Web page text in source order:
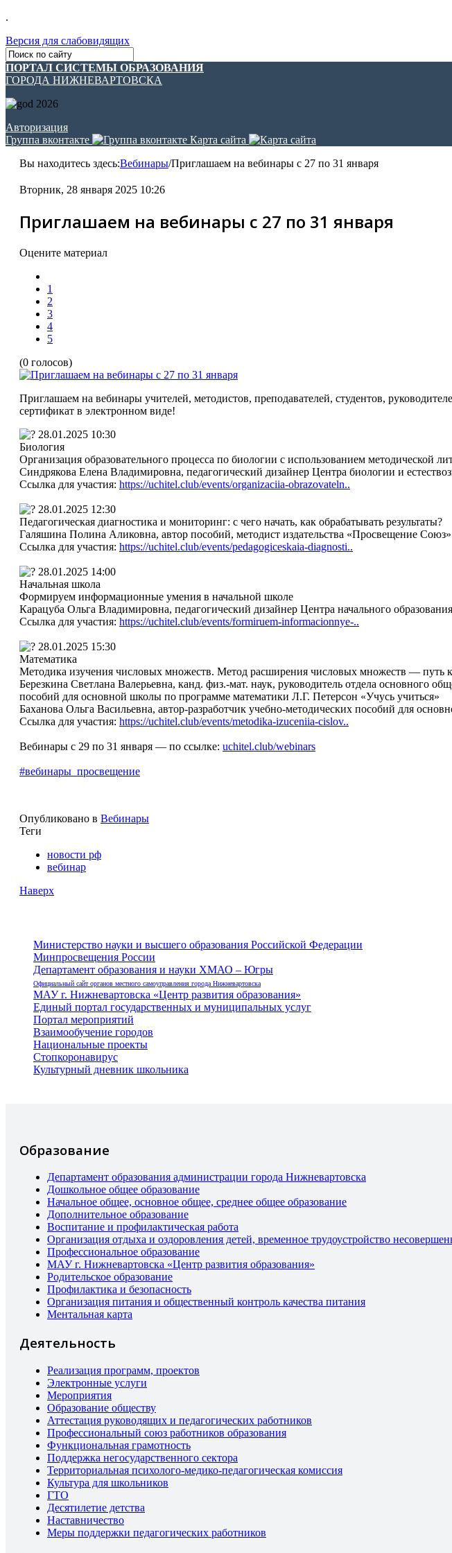
.
Версия для слабовидящих
ПОРТАЛ СИСТЕМЫ ОБРАЗОВАНИЯ
ГОРОДА НИЖНЕВАРТОВСКА
Авторизация
Группа вконтакте
Карта сайта
Вы находитесь здесь:Вебинары/Приглашаем на вебинары с 27 по 31 января
Вторник, 28 января 2025 10:26
Приглашаем на вебинары с 27 по 31 января
Оцените материал
1
2
3
4
5
(0 голосов)
Приглашаем на вебинары учителей, методистов, преподавателей, студентов,
сертификат в электронном виде!
28.01.2025 10:30
Биология
Организация образовательного процесса по биологии с использованием методической
Синдрякова Елена Владимировна, педагогический дизайнер Центра биологии и
Ссылка для участия: https://uchitel.club/events/organizaciia-obrazovateln..
28.01.2025 12:30
Педагогическая диагностика и мониторинг: с чего начать, как обрабатывать результаты?
Галяшина Полина Аликовна, автор пособий, методист издательства «Просвещение Союз»
Ссылка для участия: https://uchitel.club/events/pedagogiceskaia-diagnosti..
28.01.2025 14:00
Начальная школа
Формируем информационные умения в начальной школе
Карацуба Ольга Владимировна, педагогический дизайнер Центра начального
Ссылка для участия: https://uchitel.club/events/formiruem-informacionnye-..
28.01.2025 15:30
Математика
Методика изучения числовых множеств. Метод расширения числовых множеств — путь к
Березкина Светлана Валерьевна, канд. физ.-мат. наук, руководитель отдела основного
пособий для основной школы по программе математики Л.Г. Петерсон «Учусь учиться»
Баханова Ольга Васильевна, автор-разработчик учебно-методических пособий для
Ссылка для участия: https://uchitel.club/events/metodika-izuceniia-cislov..
Вебинары с 29 по 31 января — по ссылке: uchitel.club/webinars
#вебинары_просвещение
Опубликовано в Вебинары
Теги
новости рф
вебинар
Наверх
Министерство науки и высшего образования Российской Федерации
Минпросвещения России
Департамент образования и науки ХМАО – Югры
Официальный сайт органов местного самоуправления города Нижневартовска
МАУ г. Нижневартовска «Центр развития образования»
Единый портал государственных и муниципальных услуг
Портал мероприятий
Взаимообучение городов
Национальные проекты
Стопкоронавирус
Культурный дневник школьника
Образование
Департамент образования администрации города Нижневартовска
Дошкольное общее образование
Начальное общее, основное общее, среднее общее образование
Дополнительное образование
Воспитание и профилактическая работа
Организация отдыха и оздоровления детей, временное трудоустройство
Профессиональное образование
МАУ г. Нижневартовска «Центр развития образования»
Родительское образование
Профилактика и безопасность
Организация питания и общественный контроль качества питания
Ментальная карта
Деятельность
Реализация программ, проектов
Электронные услуги
Мероприятия
Образование обществу
Аттестация руководящих и педагогических работников
Профессиональный союз работников образования
Функциональная грамотность
Поддержка негосударственного сектора
Территориальная психолого-медико-педагогическая комиссия
Культура для школьников
ГТО
Десятилетие детства
Наставничество
Меры поддержки педагогических работников